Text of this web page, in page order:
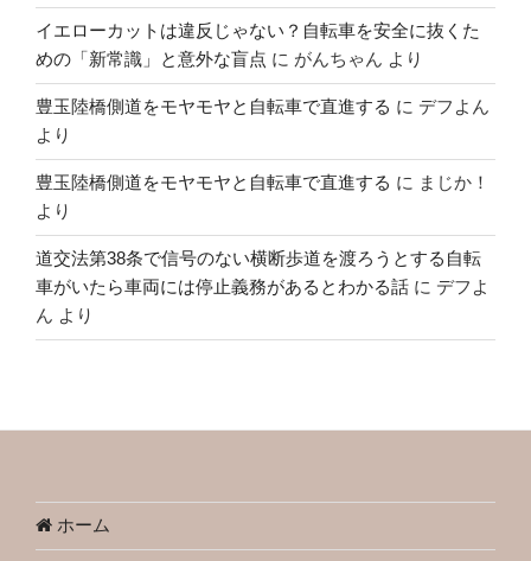
イエローカットは違反じゃない？自転車を安全に抜くた
めの「新常識」と意外な盲点 に がんちゃん より
豊玉陸橋側道をモヤモヤと自転車で直進する に デフよん
より
豊玉陸橋側道をモヤモヤと自転車で直進する に まじか！
より
道交法第38条で信号のない横断歩道を渡ろうとする自転
車がいたら車両には停止義務があるとわかる話 に デフよ
ん より
ホーム